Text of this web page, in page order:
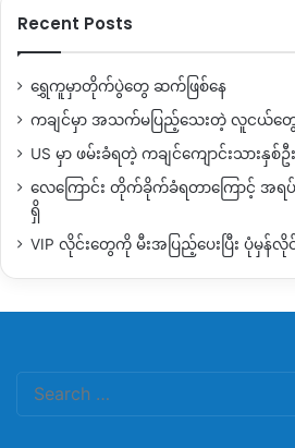
KIA တပ္မဟာ (၆) လက္ေအာက္ တပ္ရ
တ္ (ပန္ဆိုင္း)ျမိဳ႕နယ္ခြဲတြင္ တပ္မေတာ္
KIA ဘက္က ခုခံတိုက္ခိုက္မႈမ်ား ျပဳလုပ္ျခ
“ဒီကေန႔ေတာ့ ၃ ေနရာမွာ တိုက္ပြဲျဖစ္ပြ
န္ေဘာ္)ေက်းရြာဘက္ Howa ရြာေ
Namtau (နမ့္ေတာင္း)ေက်းရြာနားမွ
ဘက္ Hpaikawng ေက်းရြာနားမွာ (၁
ရာတိုင္းမွာ တပ္မေတာ္ စစ္ေၾကာင္းေ
လာလို႔ တိုက္ပြဲ ျဖစ္ပြားလာတာပါ” ဟု
တပ္မ (၈၈)တပ္ဖြဲ႔ဟု ယူဆထားေသာ
ရြာေဟာင္းတြင္ ေသာ္လည္းေကာ
Recent Posts
ရွှေကူမှာတိုက်ပွဲတွေ ဆက်ဖြစ်နေ
ကချင်မှာ အသက်မပြည့်သေးတဲ့ လူငယ်တွေ
US မှာ ဖမ်းခံရတဲ့ ကချင်ကျောင်းသားနှ
လေကြောင်း တိုက်ခိုက်ခံရတာကြောင့် အရ
ရှိ
VIP လိုင်းတွေကို မီးအပြည့်ပေးပြီး ပုံမှန်